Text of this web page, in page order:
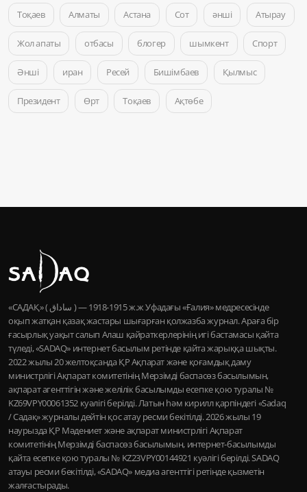
Тоқаев Алматы Астана Сот әнші Атырау
Жол апаты отбасы блогер шымкент Спорт
Әнші иран Ресей Бишімбаев Қылмыс
Президент Өрт Тоқаев Ақтөбе
«САДАҚ» ( ساداق ) — 1915-1918 ж.ж Уфадағы «Ғалия» медресесінде
оқып жатқан қазақ жастары шығарған қолжазба журнал. Араға бір
ғасырлық уақыт салып Алаш қайраткерлерінің игі бастамасы қайта
түледі, «SADAQ» интернет басылым ретінде қайта жарыққа шықты.
2022 жылы 20 желтоқсанда ҚР Ақпарат және қоғамдық даму
министрлігі Ақпарат комитетінің Мерзімді баспасөз басылымын,
ақпарат агенттігін және желілік басылымды есепке қою туралы №
KZ69VPY00061352 куәлігі берілді. Латын һәм кирилл қарпіндегі «Sadaq
/ Садақ» журналы дейтін қос атау ресми бекітілді. 2026 жылы 19
наурызда ҚР Мәдениет және ақпарат министрлігі Ақпарат
комитетінің Мерзімді баспасөз басылымын, интернет-басылымды
қайта есепке қою туралы № KZ23VPY00144921 куәлігі берілді. SADAQ
атауы ресми бекітілді, «SADAQ» медиа агенттігі ретінде қызметін
жалғастырады.